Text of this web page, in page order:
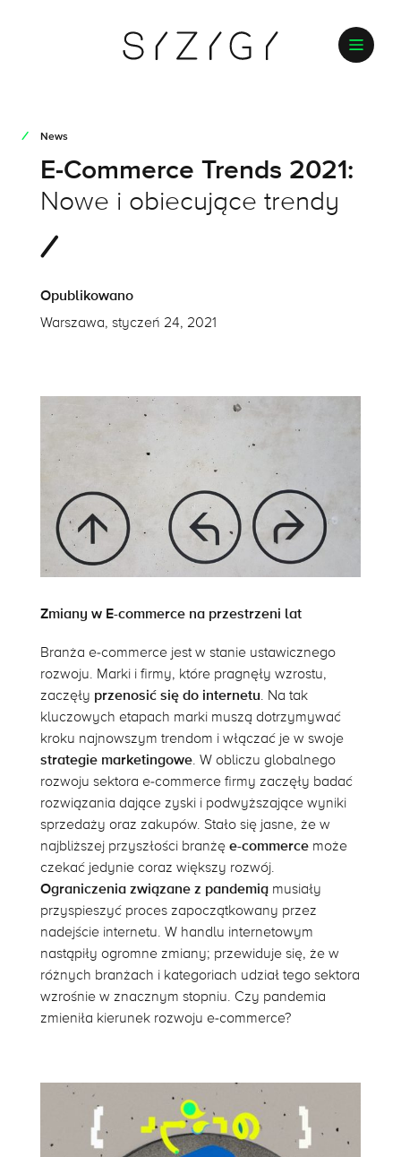
News
E-Commerce Trends 2021:
Nowe i obiecujące trendy
Opublikowano
Warszawa, styczeń 24, 2021
Zmiany w E-commerce na przestrzeni lat
Branża e-commerce jest w stanie ustawicznego
rozwoju. Marki i firmy, które pragnęły wzrostu,
zaczęły przenosić się do internetu. Na tak
kluczowych etapach marki muszą dotrzymywać
kroku najnowszym trendom i włączać je w swoje
strategie marketingowe. W obliczu globalnego
rozwoju sektora e-commerce firmy zaczęły badać
rozwiązania dające zyski i podwyższające wyniki
sprzedaży oraz zakupów. Stało się jasne, że w
najbliższej przyszłości branżę e-commercemoże
czekać jedynie coraz większy rozwój.
Ograniczenia związane z pandemią musiały
przyspieszyć proces zapoczątkowany przez
nadejście internetu. W handlu internetowym
nastąpiły ogromne zmiany; przewiduje się, że w
różnych branżach i kategoriach udział tego sektora
wzrośnie w znacznym stopniu. Czy pandemia
zmieniła kierunek rozwoju e-commerce?